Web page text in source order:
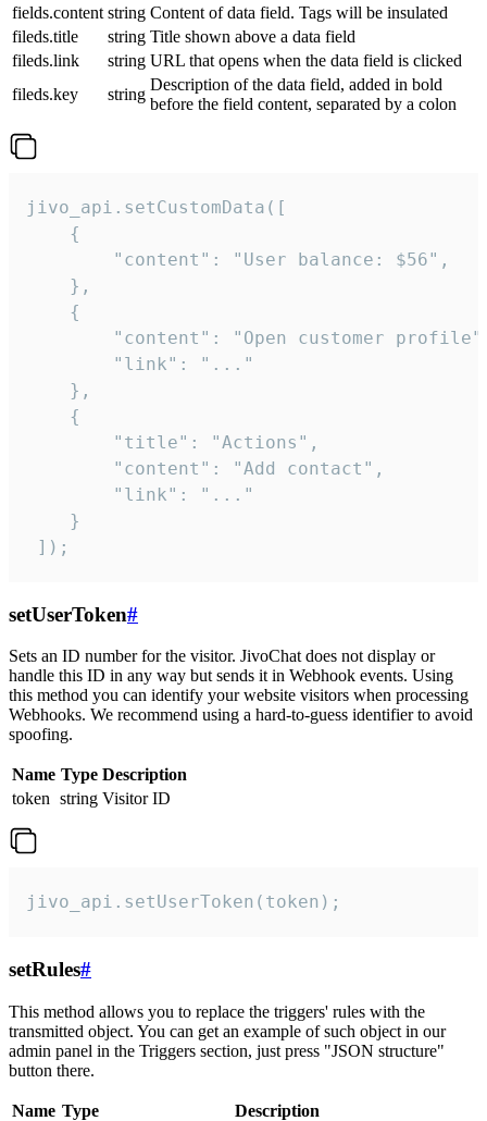
fields.content string Content of data field. Tags will be insulated
fileds.title
string Title shown above a data field
fileds.link
string URL that opens when the data field is clicked
fileds.key
string
Description of the data field, added in bold
before the field content, separated by a colon
jivo_api.setCustomData([
    {
        "content": "User balance: $56",
    },
    {
"content": "Open customer
        "link": "..."
    },
    {
        "title": "Actions",
        "content": "Add contact",
        "link": "..."
    }
]);
setUserToken#
Sets an ID number for the visitor. JivoChat does not display or
handle this ID in any way but sends it in Webhook events. Using
this method you can identify your website visitors when processing
Webhooks. We recommend using a hard-to-guess identifier to avoid
spoofing.
Name Type Description
token string Visitor ID
jivo_api.setUserToken(token);
setRules#
This method allows you to replace the triggers' rules with the
transmitted object. You can get an example of such object in our
admin panel in the Triggers section, just press "JSON structure"
button there.
Name Type
Description